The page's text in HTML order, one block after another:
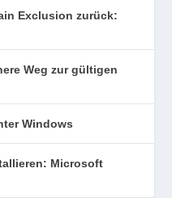
Exclusion zurück:
Weg zur gültigen
Windows
Microsoft